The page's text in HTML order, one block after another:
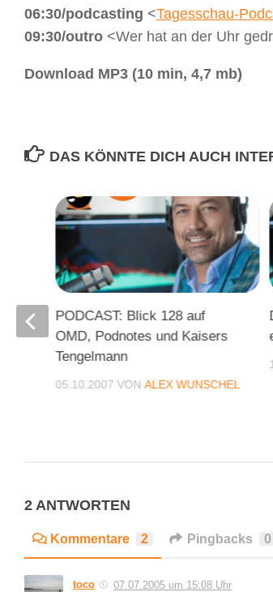
06:30/podcasting <Tagesschau-
09:30/outro <Wer hat an der Uhr
Download MP3 (10 min, 4,7 mb)
DAS KÖNNTE DICH AUCH
PODCAST: Blick 128 auf
OMD, Podnotes und Kaisers
Tengelmann
05.10.2007 VONALEX WUNSCHEL
2 ANTWORTEN
Kommentare 2 Pingbacks 0
toco 07.07.2005 um 15:08 Uhr